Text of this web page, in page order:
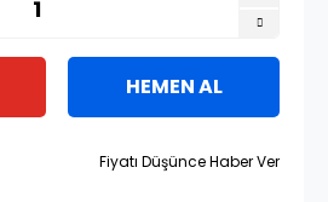
HEMEN AL
Fiyatı Düşünce Haber Ver